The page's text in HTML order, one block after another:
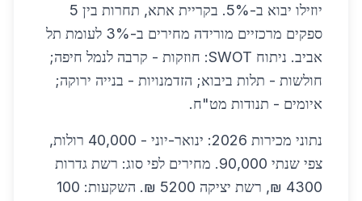
יוזילו יבוא ב-5%. בקריית אתא, תחרות בין 5
ספקים מרכזיים מורידה מחירים ב-3% לעומת תל
אביב. ניתוח SWOT: חוזקות - קרבה לנמל חיפה;
חולשות - תלות ביבוא; הזדמנויות - בנייה ירוקה;
איומים - תנודות מט"ח.
נתוני מכירות 2026: ינואר-יוני - 40,000 רולות,
צפי שנתי 90,000. מחירים לפי סוג: רשת גדרות
4300 ₪, רשת יציקה 5200 ₪. השקעות: 100